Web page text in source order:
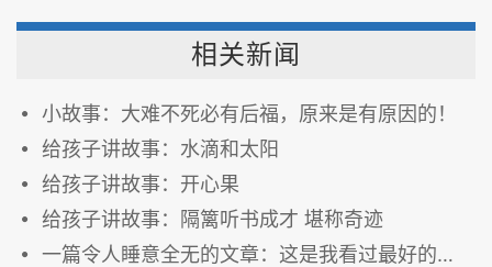
相关新闻
小故事：大难不死必有后福，原来是有原因的！
给孩子讲故事：水滴和太阳
给孩子讲故事：开心果
给孩子讲故事：隔篱听书成才 堪称奇迹
一篇令人睡意全无的文章：这是我看过最好的故事